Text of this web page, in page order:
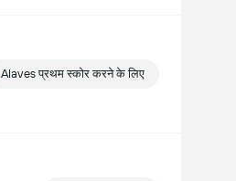
Alaves प्रथम स्कोर करने के लिए